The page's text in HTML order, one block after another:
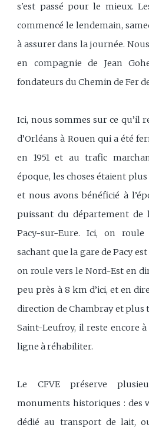
s'est passé pour le mieux.
commencé le lendemain,
à assurer dans la journée.
en compagnie de Jean
fondateurs du Chemin de Fer
Ici, nous sommes sur ce qu’il
d’Orléans à Rouen qui a été
en 1951 et au trafic
époque, les choses étaient
et nous avons bénéficié à
puissant du département de
Pacy-sur-Eure. Ici, on
sachant que la gare de Pacy
on roule vers le Nord-Est en
peu près à 8 km d’ici, et en
direction de Chambray et plus
Saint-Leufroy, il reste encore
ligne à réhabiliter.
Le CFVE préserve
monuments historiques : des
dédié au transport de lait,